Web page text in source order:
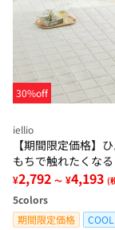
30%off
iellio
【期間限定価格】
もちで触れたくな
グ＜低反発・滑りに
冷感・防ダニ・カー
¥2,792 ～ ¥4,193 (
5colors
期間限定価格
COOL